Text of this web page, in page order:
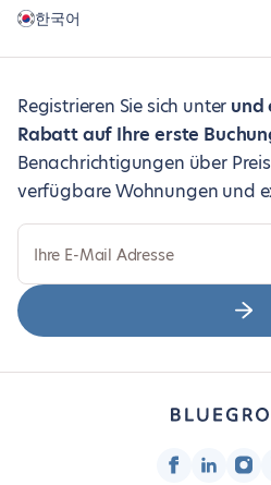
한국어
Registrieren Sie sich unter und
Rabatt auf Ihre erste
Benachrichtigungen über
verfügbare Wohnungen und
Ihre E-Mail Adresse